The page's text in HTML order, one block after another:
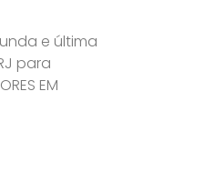
e última
para
EM